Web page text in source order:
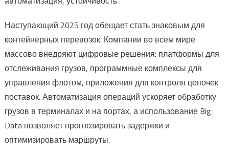
Наступающий 2025 год обещает стать знаковым для
контейнерных перевозок. Компании во всем мире
массово внедряют цифровые решения: платформы для
отслеживания грузов, программные комплексы для
управления флотом, приложения для контроля цепочек
поставок. Автоматизация операций ускоряет обработку
грузов в терминалах и на портах, а использование Big
Data позволяет прогнозировать задержки и
оптимизировать маршруты.